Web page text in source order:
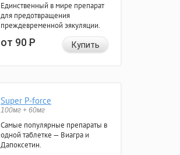
Единственный в мире препарат
для предотвращения
преждевременной эякуляции.
от 90Р Купить
Super P-force
100мг + 60мг
Самые популярные препараты в
одной таблетке — Виагра и
Дапоксетин.